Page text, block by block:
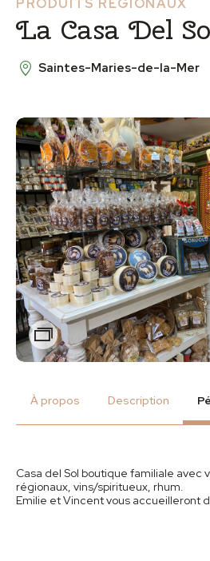
PRODUITS RÉGIONAUX
La Casa Del
Saintes-Maries-de-la-Mer
Zoom
À propos Description
Casa del Sol boutique familiale avec
régionaux, vins/spiritueux, rhum.
Emilie et Vincent vous accueilleront